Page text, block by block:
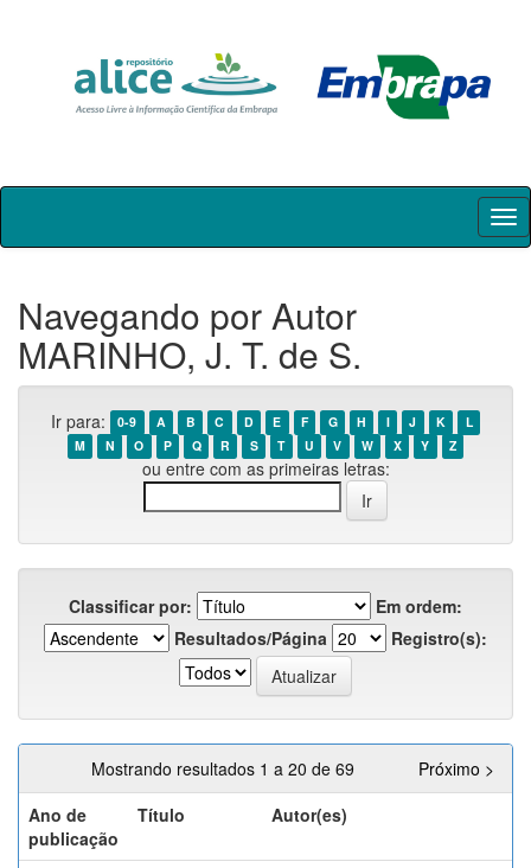
Skip
Navegando por Autor
MARINHO, J. T. de S.
Ir para: 0-9 A B C D E F G H I J K
L
M
N O P Q R S T U V W X Y Z
ou entre com as primeiras letras:
Classificar por:
Em ordem:
Resultados/Página
Registro(s):
Mostrando resultados 1 a 20 de 69
Próximo >
Ano de
publicação
Título Autor(es)